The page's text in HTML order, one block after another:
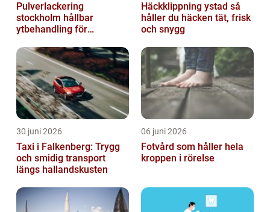
Pulverlackering
stockholm hållbar
ytbehandling för
Häckklippning ystad så
håller du häcken tät, frisk
och snygg
30 juni 2026
Taxi i Falkenberg: Trygg
och smidig transport
längs hallandskusten
06 juni 2026
Fotvård som håller hela
kroppen i rörelse